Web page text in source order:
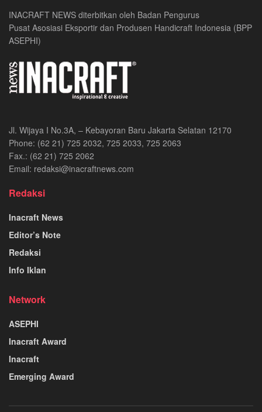
INACRAFT NEWS diterbitkan oleh Badan Pengurus
Pusat Asosiasi Eksportir dan Produsen Handicraft Indonesia (BPP
ASEPHI)
Jl. Wijaya I No.3A, – Kebayoran Baru Jakarta Selatan 12170
Phone: (62 21) 725 2032, 725 2033, 725 2063
Fax.: (62 21) 725 2062
Email: redaksi@inacraftnews.com
Redaksi
Inacraft News
Editor’s Note
Redaksi
Info Iklan
Network
ASEPHI
Inacraft Award
Inacraft
Emerging Award